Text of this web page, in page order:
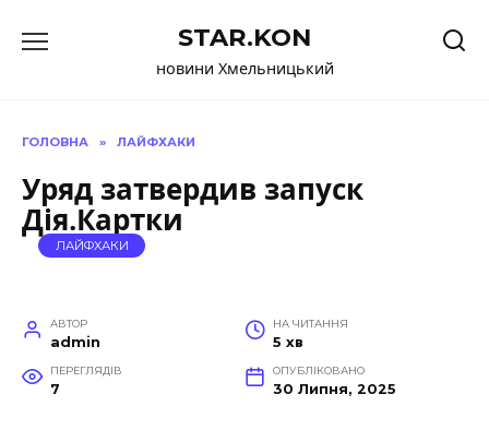
до
STAR.KON
новини Хмельницький
ГОЛОВНА » ЛАЙФХАКИ
Уряд затвердив запуск
Дія.Картки
ЛАЙФХАКИ
АВТОР
admin
НА ЧИТАННЯ
5 хв
ПЕРЕГЛЯДІВ
7
ОПУБЛІКОВАНО
30 Липня, 2025